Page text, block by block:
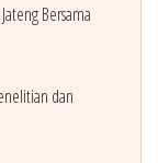
Bersama
dan